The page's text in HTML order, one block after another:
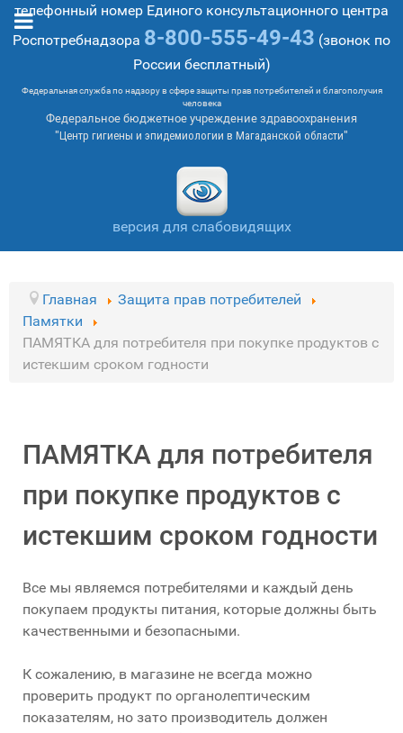
телефонный номер Единого консультационного центра
Роспотребнадзора 8-800-555-49-43 (звонок по
России бесплатный)
Федеральная служба по надзору в сфере защиты прав потребителей и благополучия
человека
Федеральное бюджетное учреждение здравоохранения
"Центр гигиены и эпидемиологии в Магаданской области"
версия для слабовидящих
Главная
Защита прав потребителей
Памятки
ПАМЯТКА для потребителя при покупке продуктов с
истекшим сроком годности
ПАМЯТКА для потребителя
при покупке продуктов с
истекшим сроком годности
Все мы являемся потребителями и каждый день
покупаем продукты питания, которые должны быть
качественными и безопасными.
К сожалению, в магазине не всегда можно
проверить продукт по органолептическим
показателям, но зато производитель должен